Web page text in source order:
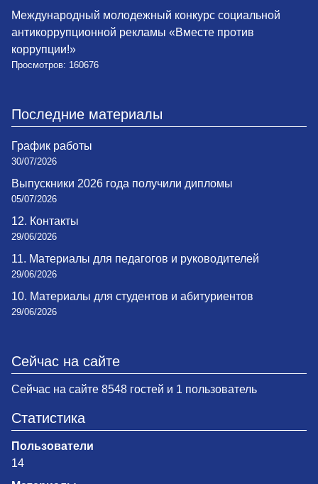
Международный молодежный конкурс социальной
антикоррупционной рекламы «Вместе против
коррупции!»
Просмотров: 160676
Последние материалы
График работы
30/07/2026
Выпускники 2026 года получили дипломы
05/07/2026
12. Контакты
29/06/2026
11. Материалы для педагогов и руководителей
29/06/2026
10. Материалы для студентов и абитуриентов
29/06/2026
Сейчас на сайте
Сейчас на сайте 8548 гостей и 1 пользователь
Статистика
Пользователи
14